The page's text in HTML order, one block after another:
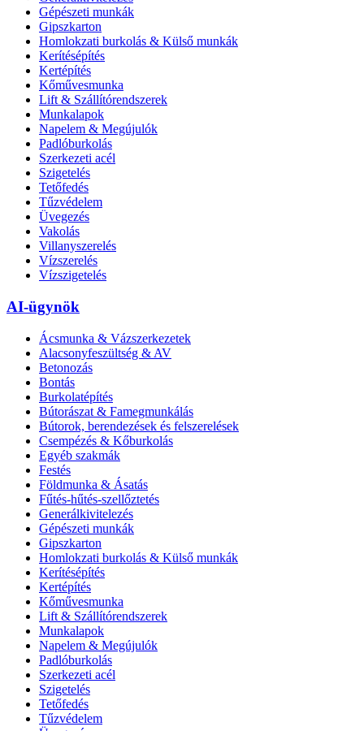
Gépészeti munkák
Gipszkarton
Homlokzati burkolás & Külső munkák
Kerítésépítés
Kertépítés
Kőművesmunka
Lift & Szállítórendszerek
Munkalapok
Napelem & Megújulók
Padlóburkolás
Szerkezeti acél
Szigetelés
Tetőfedés
Tűzvédelem
Üvegezés
Vakolás
Villanyszerelés
Vízszerelés
Vízszigetelés
AI-ügynök
Ácsmunka & Vázszerkezetek
Alacsonyfeszültség & AV
Betonozás
Bontás
Burkolatépítés
Bútorászat & Famegmunkálás
Bútorok, berendezések és felszerelések
Csempézés & Kőburkolás
Egyéb szakmák
Festés
Földmunka & Ásatás
Fűtés-hűtés-szellőztetés
Generálkivitelezés
Gépészeti munkák
Gipszkarton
Homlokzati burkolás & Külső munkák
Kerítésépítés
Kertépítés
Kőművesmunka
Lift & Szállítórendszerek
Munkalapok
Napelem & Megújulók
Padlóburkolás
Szerkezeti acél
Szigetelés
Tetőfedés
Tűzvédelem